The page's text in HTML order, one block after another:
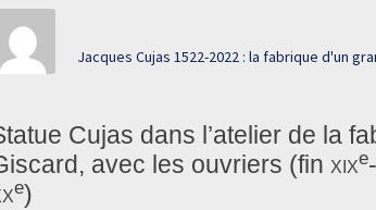
Jacques Cujas 1522-2022 : la fabrique d'un
Cujas dans l’atelier de la
avec les ouvriers (fin xixe
e)